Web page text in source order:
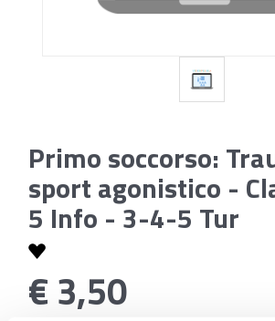
Primo soccorso:
sport agonistico -
5 Info - 3-4-5 Tur
€ 3,50